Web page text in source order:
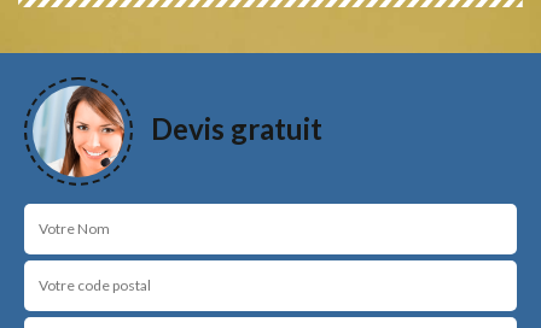
Devis gratuit